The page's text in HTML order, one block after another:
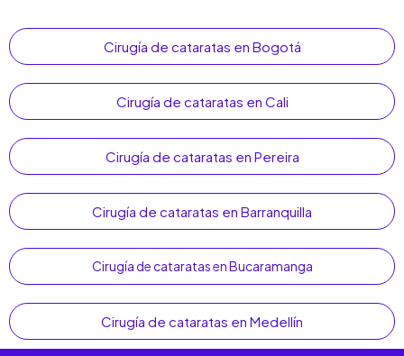
Cirugía de cataratas en Bogotá
Cirugía de cataratas en Cali
Cirugía de cataratas en Pereira
Cirugía de cataratas en Barranquilla
Cirugía de cataratas en Bucaramanga
Cirugía de cataratas en Medellín